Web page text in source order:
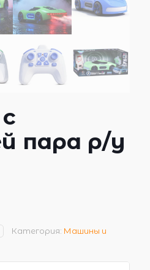
пара р/у
Категория: Машины и